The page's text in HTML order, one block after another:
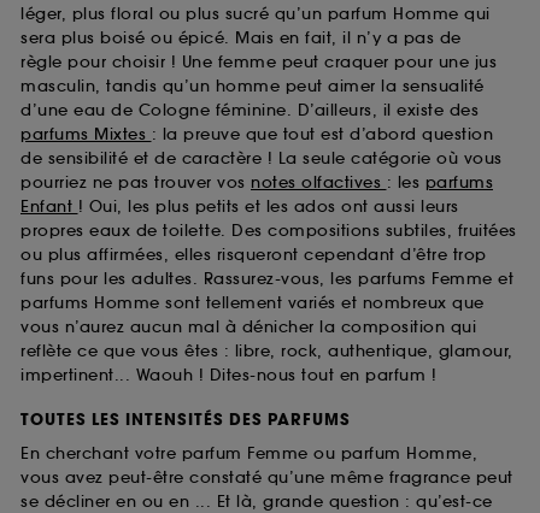
léger, plus floral ou plus sucré qu’un parfum Homme qui
sera plus boisé ou épicé. Mais en fait, il n’y a pas de
règle pour choisir ! Une femme peut craquer pour une jus
masculin, tandis qu’un homme peut aimer la sensualité
d’une eau de Cologne féminine. D’ailleurs, il existe des
parfums Mixtes : la preuve que tout est d’abord question
de sensibilité et de caractère ! La seule catégorie où vous
pourriez ne pas trouver vos notes olfactives : les parfums
Enfant ! Oui, les plus petits et les ados ont aussi leurs
propres eaux de toilette. Des compositions subtiles, fruitées
ou plus affirmées, elles risqueront cependant d’être trop
funs pour les adultes. Rassurez-vous, les parfums Femme et
parfums Homme sont tellement variés et nombreux que
vous n’aurez aucun mal à dénicher la composition qui
reflète ce que vous êtes : libre, rock, authentique, glamour,
impertinent... Waouh ! Dites-nous tout en parfum !
TOUTES LES INTENSITÉS DES PARFUMS
En cherchant votre parfum Femme ou parfum Homme,
vous avez peut-être constaté qu’une même fragrance peut
se décliner en ou en ... Et là, grande question : qu’est-ce